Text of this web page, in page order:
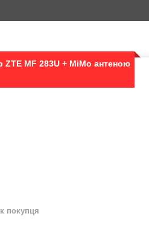
ZTE MF 283U + MiMo антеною
покупця